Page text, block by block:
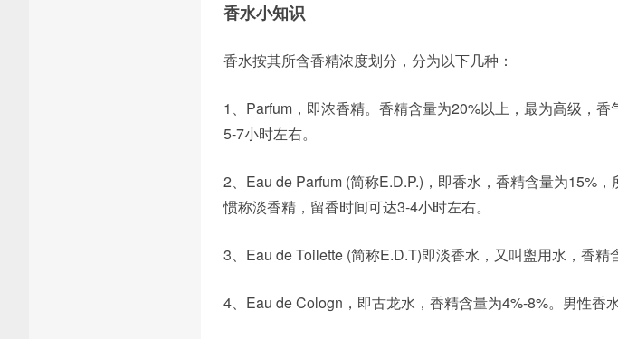
香水小知识
香水按其所含香精浓度划分，分为以下几种：
1、Parfum，即浓香精。香精含量为20%以上，最为高级，
5-7小时左右。
2、Eau de Parfum (简称E.D.P.)，即香水，香精含量为15%
惯称淡香精，留香时间可达3-4小时左右。
3、Eau de Toilette (简称E.D.T)即淡香水，又叫盥用水，香精
4、Eau de Cologn，即古龙水，香精含量为4%-8%。男性香